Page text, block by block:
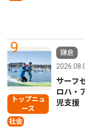
9
トップニュ
ース
社会
鎌倉
サーフ
ロハ・
児支援